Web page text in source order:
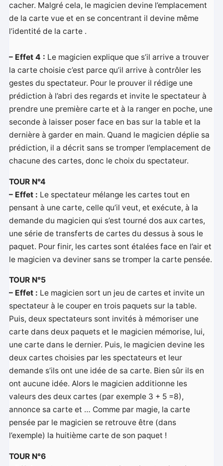
cacher. Malgré cela, le magicien devine l’emplacement
de la carte vue et en se concentrant il devine même
l’identité de la carte .
– Effet 4 : Le magicien explique que s’il arrive a trouver
la carte choisie c’est parce qu’il arrive à contrôler les
gestes du spectateur. Pour le prouver il rédige une
prédiction à l’abri des regards et invite le spectateur à
prendre une première carte et à la ranger en poche, une
seconde à laisser poser face en bas sur la table et la
dernière à garder en main. Quand le magicien déplie sa
prédiction, il a décrit sans se tromper l’emplacement de
chacune des cartes, donc le choix du spectateur.
TOUR N°4
– Effet : Le spectateur mélange les cartes tout en
pensant à une carte, celle qu’il veut, et exécute, à la
demande du magicien qui s’est tourné dos aux cartes,
une série de transferts de cartes du dessus à sous le
paquet. Pour finir, les cartes sont étalées face en l’air et
le magicien va deviner sans se tromper la carte pensée.
TOUR N°5
– Effet : Le magicien sort un jeu de cartes et invite un
spectateur à le couper en trois paquets sur la table.
Puis, deux spectateurs sont invités à mémoriser une
carte dans deux paquets et le magicien mémorise, lui,
une carte dans le dernier. Puis, le magicien devine les
deux cartes choisies par les spectateurs et leur
demande s’ils ont une idée de sa carte. Bien sûr ils en
ont aucune idée. Alors le magicien additionne les
valeurs des deux cartes (par exemple 3 + 5 =8),
annonce sa carte et … Comme par magie, la carte
pensée par le magicien se retrouve être (dans
l’exemple) la huitième carte de son paquet !
TOUR N°6